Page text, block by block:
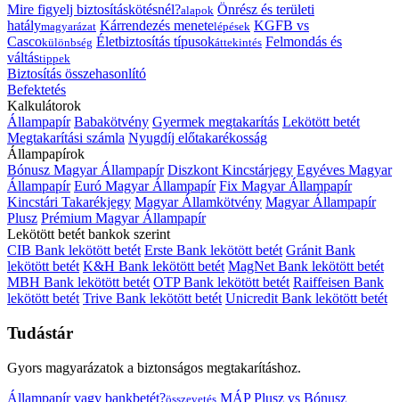
Mire figyelj biztosításkötésnél?alapok Önrész és területi
hatálymagyarázat Kárrendezés menetelépések KGFB vs
Cascokülönbség Életbiztosítás típusokáttekintés Felmondás és
váltástippek
Biztosítás összehasonlító
Befektetés
Kalkulátorok
Állampapír Babakötvény Gyermek megtakarítás Lekötött betét
Megtakarítási számla Nyugdíj előtakarékosság
Állampapírok
Bónusz Magyar Állampapír Diszkont Kincstárjegy Egyéves Magyar
Állampapír Euró Magyar Állampapír Fix Magyar Állampapír
Kincstári Takarékjegy Magyar Államkötvény Magyar Állampapír
Plusz Prémium Magyar Állampapír
Lekötött betét bankok szerint
CIB Bank lekötött betét Erste Bank lekötött betét Gránit Bank
lekötött betét K&H Bank lekötött betét MagNet Bank lekötött betét
MBH Bank lekötött betét OTP Bank lekötött betét Raiffeisen Bank
lekötött betét Trive Bank lekötött betét Unicredit Bank lekötött betét
Tudástár
Gyors magyarázatok a biztonságos megtakarításhoz.
Állampapír vagy bankbetét?összevetés MÁP Plusz vs Bónusz